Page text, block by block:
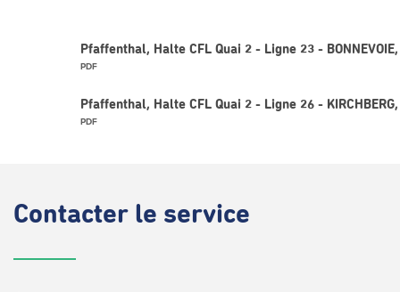
Pfaffenthal, Halte CFL Quai 2 - Ligne 23 -
PDF
Pfaffenthal, Halte CFL Quai 2 - Ligne 26 -
PDF
Contacter le service